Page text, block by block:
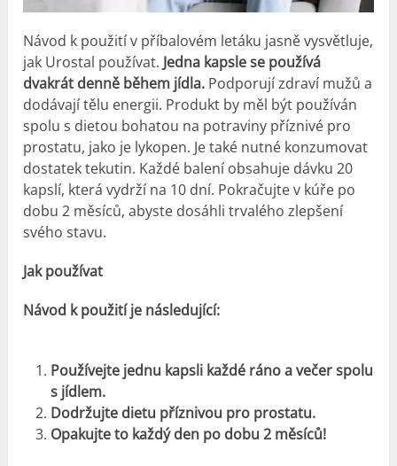
Návod k použití v příbalovém letáku jasně vysvětluje,
jak Urostal používat. Jedna kapsle se používá
dvakrát denně během jídla. Podporují zdraví mužů a
dodávají tělu energii. Produkt by měl být používán
spolu s dietou bohatou na potraviny příznivé pro
prostatu, jako je lykopen. Je také nutné konzumovat
dostatek tekutin. Každé balení obsahuje dávku 20
kapslí, která vydrží na 10 dní. Pokračujte v kúře po
dobu 2 měsíců, abyste dosáhli trvalého zlepšení
svého stavu.
Jak používat
Návod k použití je následující:
Používejte jednu kapsli každé ráno a večer spolu
s jídlem.
Dodržujte dietu příznivou pro prostatu.
Opakujte to každý den po dobu 2 měsíců!